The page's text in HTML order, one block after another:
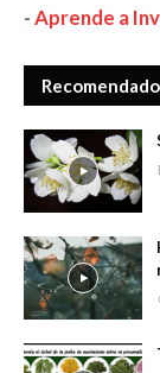
-Aprende a